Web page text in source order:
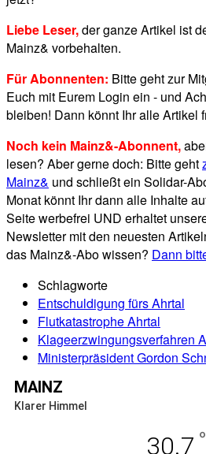
Liebe Leser,der ganze Artikel ist
Mainz& vorbehalten.
Für Abonnenten: Bitte geht zur
Euch mit Eurem Login ein - und
bleiben! Dann könnt Ihr alle Artikel
Noch kein Mainz&-Abonnent,
lesen? Aber gerne doch: Bitte geht
Mainz& und schließt ein Solidar-
Monat könnt Ihr dann alle Inhalte
Seite werbefrei UND erhaltet
Newsletter mit den neuesten
das Mainz&-Abo wissen? Dann
Schlagworte
Entschuldigung fürs Ahrtal
Flutkatastrophe Ahrtal
Klageerzwingungsverfahren
Ministerpräsident Gordon
MAINZ
Klarer Himmel
30.7 °